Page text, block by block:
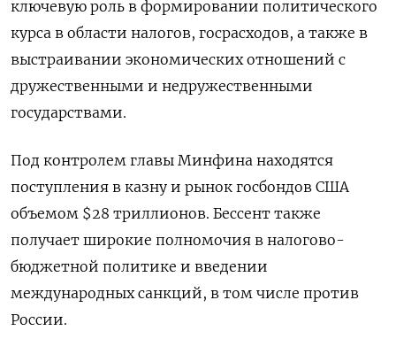
ключевую роль в формировании политического
курса в области налогов, госрасходов, а также в
выстраивании экономических отношений с
дружественными и недружественными
государствами.
Под контролем главы Минфина находятся
поступления в казну и рынок госбондов США
объемом $28 триллионов. Бессент также
получает широкие полномочия в налогово-
бюджетной политике и введении
международных санкций, в том числе против
России.